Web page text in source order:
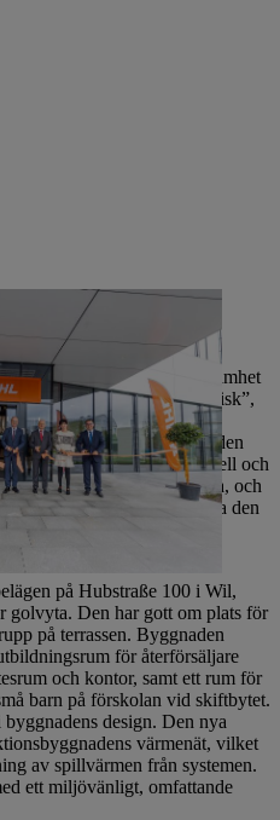
framtid
i regionen visar byggverksamhet
och förblir dynamisk”,
Hartmann och berömde
tillade: ”Den nya byggnaden
design och en funktionell och
sig omedelbart välkomna, och
också kommer att uppskatta den
på Hubstraße 100 i Wil,
golvyta. Den har gott om plats för
på terrassen. Byggnaden
för återförsäljare
och kontor, samt ett rum för
barn på förskolan vid skiftbytet.
design. Den nya
värmenät, vilket
av spillvärmen från systemen.
ett miljövänligt, omfattande